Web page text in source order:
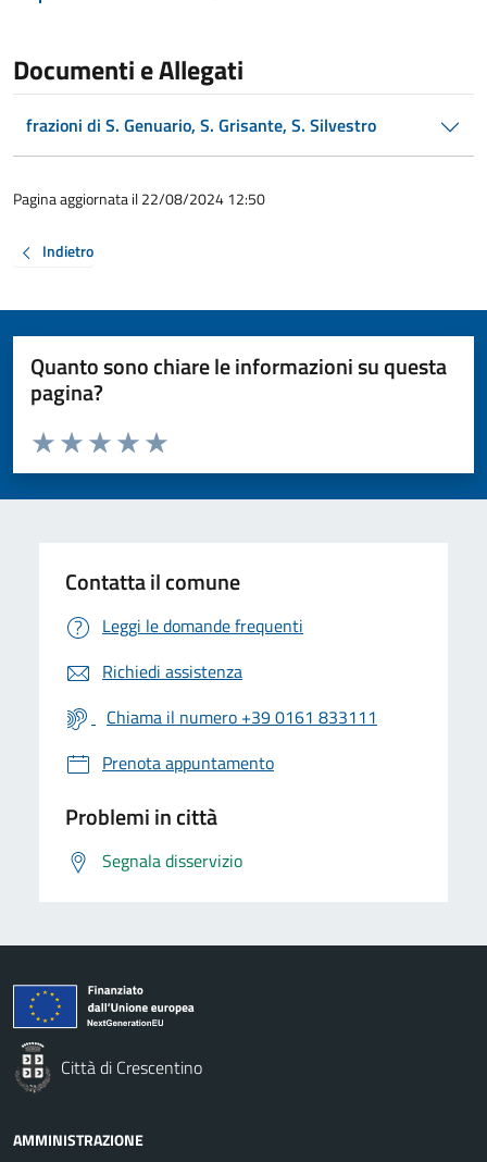
Documenti e Allegati
frazioni di S. Genuario, S. Grisante, S. Silvestro
Pagina aggiornata il 22/08/2024 12:50
Indietro
Quanto sono chiare le informazioni su questa
pagina?
Valuta da 1 a 5 stelle la pagina
Valuta 5 stelle su 5
Valuta 4 stelle su 5
Valuta 3 stelle su 5
Valuta 2 stelle su 5
Valuta 1 stelle su 5
Contatta il comune
Leggi le domande frequenti
Richiedi assistenza
Chiama il numero +39 0161 833111
Prenota appuntamento
Problemi in città
Segnala disservizio
Città di Crescentino
AMMINISTRAZIONE